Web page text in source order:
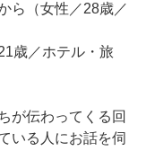
ら（女性／28歳／
歳／ホテル・旅
が伝わってくる回
いる人にお話を伺